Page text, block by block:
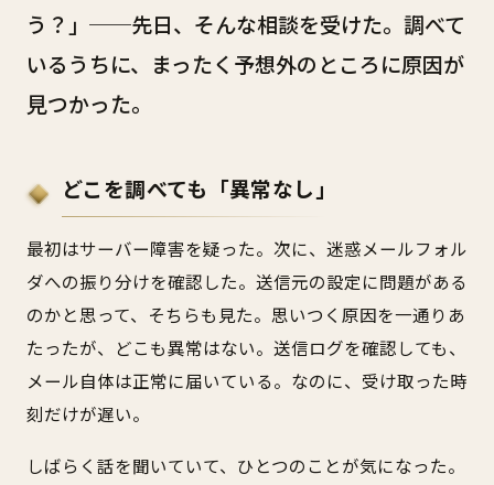
う？」──先日、そんな相談を受けた。調べて
いるうちに、まったく予想外のところに原因が
見つかった。
どこを調べても「異常なし」
最初はサーバー障害を疑った。次に、迷惑メールフォル
ダへの振り分けを確認した。送信元の設定に問題がある
のかと思って、そちらも見た。思いつく原因を一通りあ
たったが、どこも異常はない。送信ログを確認しても、
メール自体は正常に届いている。なのに、受け取った時
刻だけが遅い。
しばらく話を聞いていて、ひとつのことが気になった。